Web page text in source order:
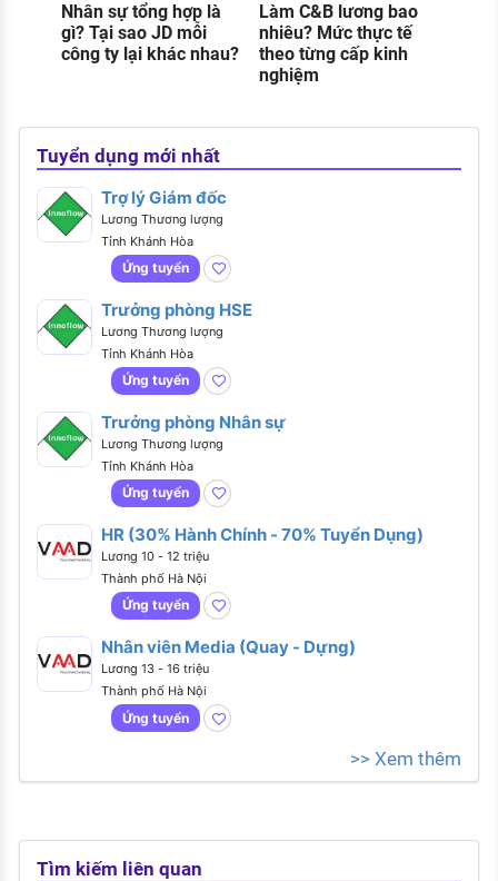
Nhân sự tổng hợp là
gì? Tại sao JD mỗi
công ty lại khác nhau?
Làm C&B lương bao
nhiêu? Mức thực tế
theo từng cấp kinh
nghiệm
Tuyển dụng mới nhất
Trợ lý Giám đốc
Lương Thương lượng
Tỉnh Khánh Hòa
Ứng tuyển
Trưởng phòng HSE
Lương Thương lượng
Tỉnh Khánh Hòa
Ứng tuyển
Trưởng phòng Nhân sự
Lương Thương lượng
Tỉnh Khánh Hòa
Ứng tuyển
HR (30% Hành Chính - 70% Tuyển Dụng)
Lương 10 - 12 triệu
Thành phố Hà Nội
Ứng tuyển
Nhân viên Media (Quay - Dựng)
Lương 13 - 16 triệu
Thành phố Hà Nội
Ứng tuyển
>> Xem thêm
Tìm kiếm liên quan